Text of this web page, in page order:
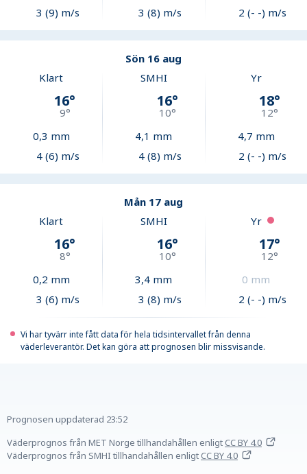
3 (9) m/s
3 (8) m/s
2 (- -) m/s
Sön 16 aug
Klart
16°
9°
0,3 mm
4 (6) m/s
SMHI
16°
10°
4,1 mm
4 (8) m/s
Yr
18°
12°
4,7 mm
2 (- -) m/s
Mån 17 aug
Klart
16°
8°
0,2 mm
3 (6) m/s
SMHI
16°
10°
3,4 mm
3 (8) m/s
Yr
17°
12°
0 mm
2 (- -) m/s
Vi har tyvärr inte fått data för hela tidsintervallet från denna
väderleverantör. Det kan göra att prognosen blir missvisande.
Prognosen uppdaterad 23:52
Väderprognos från MET Norge tillhandahållen enligtCC BY 4.0
Väderprognos från SMHI tillhandahållen enligtCC BY 4.0